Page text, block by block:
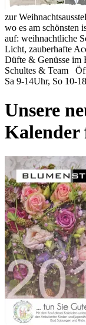
zur
wo es am schönsten
auf: weihnachtliche
Licht, zauberhafte
Düfte & Genüsse im
Schultes & Team
Sa 9-14Uhr, So 10-
Unsere
Kalender